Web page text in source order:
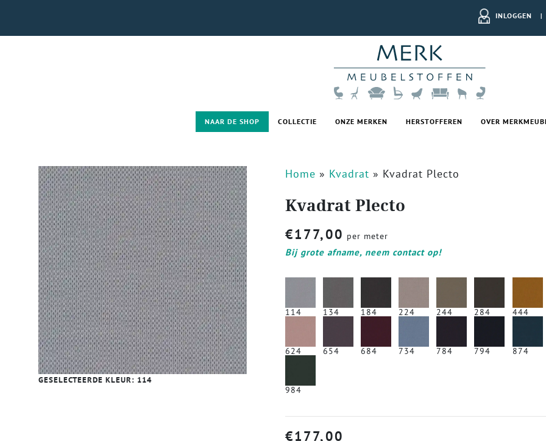
INLOGGEN |
NAAR DE SHOP COLLECTIE ONZE MERKEN HERSTOFFEREN OVER
GESELECTEERDE KLEUR: 114
Home » Kvadrat » Kvadrat Plecto
Kvadrat Plecto
€177,00 per meter
Bij grote afname, neem contact op!
114 134 184 224 244 284 444
624 654 684 734 784 794 874
984
€177,00